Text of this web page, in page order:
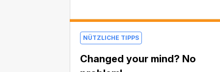
NÜTZLICHE TIPPS
Changed your mind? No